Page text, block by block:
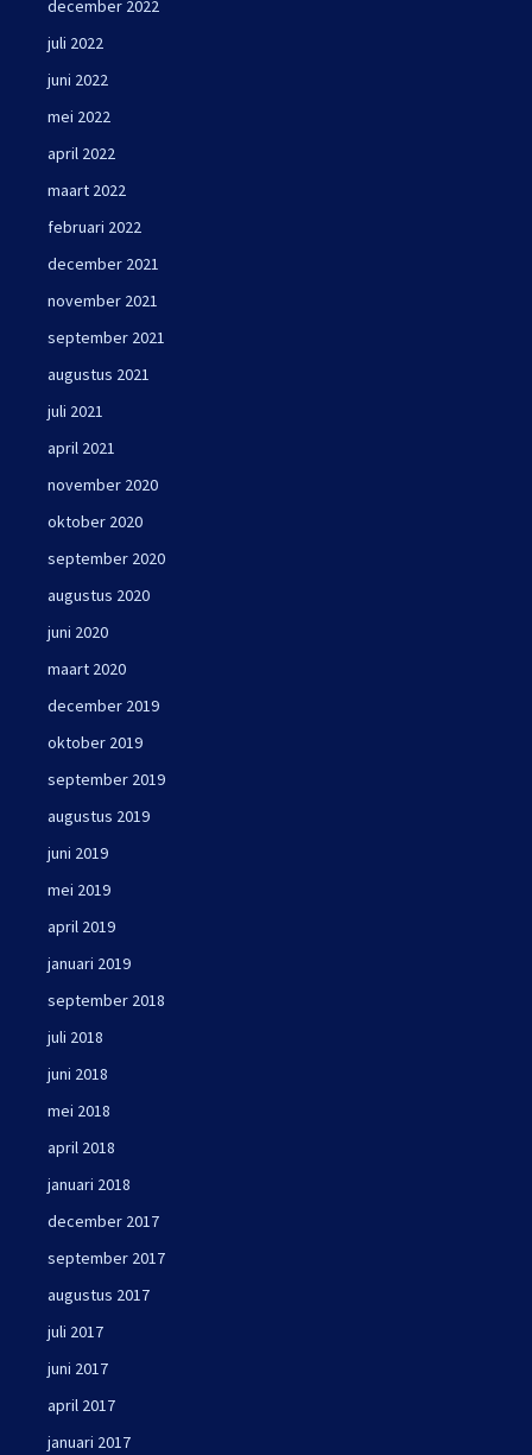
december 2022
juli 2022
juni 2022
mei 2022
april 2022
maart 2022
februari 2022
december 2021
november 2021
september 2021
augustus 2021
juli 2021
april 2021
november 2020
oktober 2020
september 2020
augustus 2020
juni 2020
maart 2020
december 2019
oktober 2019
september 2019
augustus 2019
juni 2019
mei 2019
april 2019
januari 2019
september 2018
juli 2018
juni 2018
mei 2018
april 2018
januari 2018
december 2017
september 2017
augustus 2017
juli 2017
juni 2017
april 2017
januari 2017